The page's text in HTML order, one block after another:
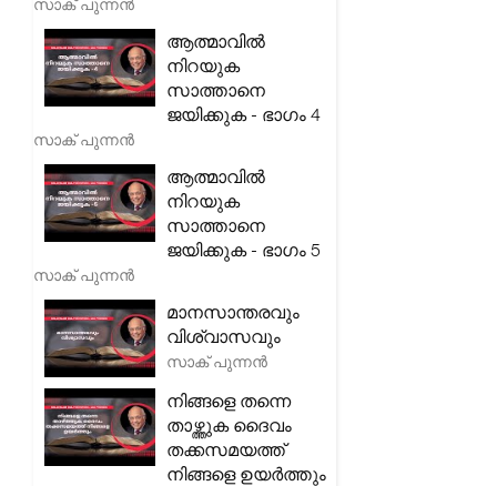
സാക് പുന്നൻ
ആത്മാവിൽ
നിറയുക
സാത്താനെ
ജയിക്കുക - ഭാഗം 4
സാക് പുന്നൻ
ആത്മാവിൽ
നിറയുക
സാത്താനെ
ജയിക്കുക - ഭാഗം 5
സാക് പുന്നൻ
മാനസാന്തരവും
വിശ്വാസവും
സാക് പുന്നൻ
നിങ്ങളെ തന്നെ
താഴ്ത്തുക ദൈവം
തക്കസമയത്ത്
നിങ്ങളെ ഉയർത്തും